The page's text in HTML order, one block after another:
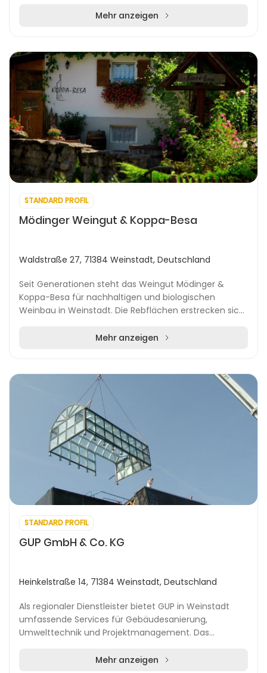
Mehr anzeigen
STANDARD PROFIL
Mödinger Weingut & Koppa-Besa
Waldstraße 27, 71384 Weinstadt, Deutschland
Seit Generationen steht das Weingut Mödinger &
Koppa-Besa für nachhaltigen und biologischen
Weinbau in Weinstadt. Die Rebflächen erstrecken sich
Mehr anzeigen
STANDARD PROFIL
GUP GmbH & Co. KG
Heinkelstraße 14, 71384 Weinstadt, Deutschland
Als regionaler Dienstleister bietet GUP in Weinstadt
umfassende Services für Gebäudesanierung,
Umwelttechnik und Projektmanagement. Das
Mehr anzeigen